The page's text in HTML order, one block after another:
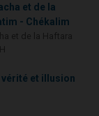
et de la
- Chékalim
et illusion